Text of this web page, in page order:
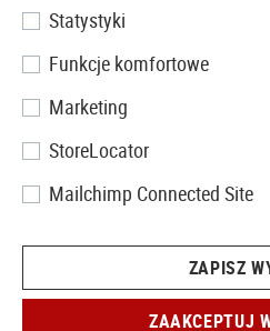
Statystyki
Funkcje komfortowe
Marketing
StoreLocator
Mailchimp Connected Site
ZAPISZ
ZAAKCEPTUJ